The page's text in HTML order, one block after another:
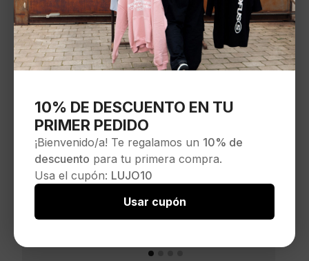
10% DE DESCUENTO EN TU
PRIMER PEDIDO
¡Bienvenido/a! Te regalamos un 10% de
descuento para tu primera compra.
Usa el cupón: LUJO10
Usar cupón